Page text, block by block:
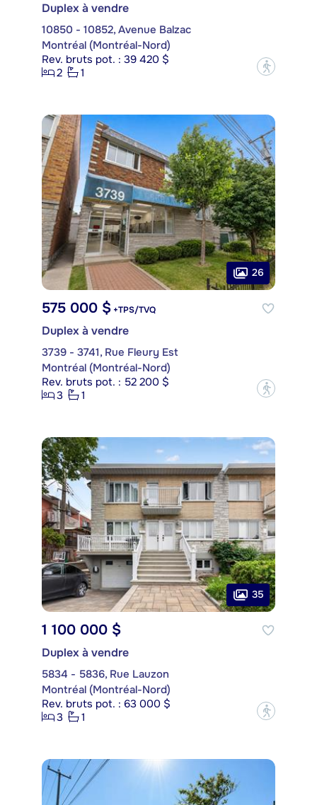
Duplex à vendre
10850 - 10852, Avenue Balzac
Montréal (Montréal-Nord)
Rev. bruts pot. : 39 420 $
2
1 ?
26
575 000 $ +TPS/TVQ
Duplex à vendre
3739 - 3741, Rue Fleury Est
Montréal (Montréal-Nord)
Rev. bruts pot. : 52 200 $
3
1 ?
35
1 100 000 $
Duplex à vendre
5834 - 5836, Rue Lauzon
Montréal (Montréal-Nord)
Rev. bruts pot. : 63 000 $
3
1 ?